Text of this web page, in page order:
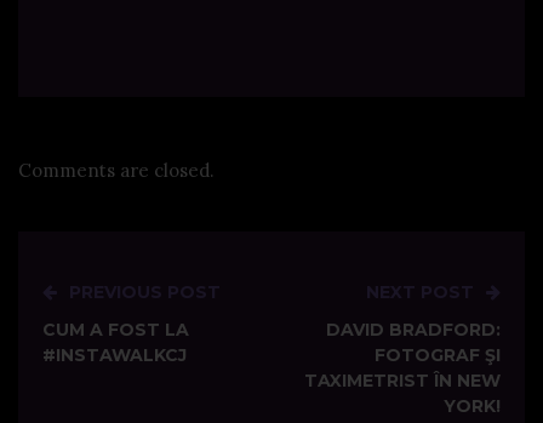
Comments are closed.
Post
navigation
PREVIOUS POST
CUM A FOST LA
#INSTAWALKCJ
NEXT POST
DAVID BRADFORD:
FOTOGRAF ŞI
TAXIMETRIST ÎN NEW
YORK!